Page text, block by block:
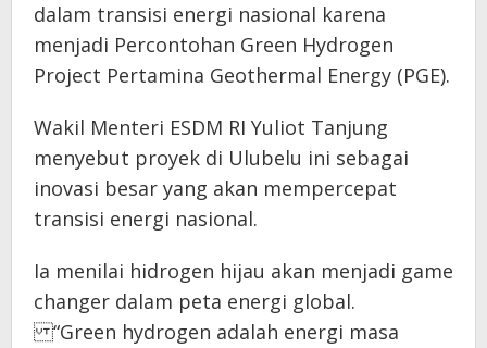
dalam transisi energi nasional karena
menjadi Percontohan Green Hydrogen
Project Pertamina Geothermal Energy (PGE).
Wakil Menteri ESDM RI Yuliot Tanjung
menyebut proyek di Ulubelu ini sebagai
inovasi besar yang akan mempercepat
transisi energi nasional.
Ia menilai hidrogen hijau akan menjadi game
changer dalam peta energi global.
“Green hydrogen adalah energi masa